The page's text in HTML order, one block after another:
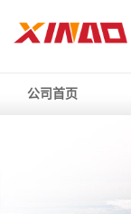
公司首页